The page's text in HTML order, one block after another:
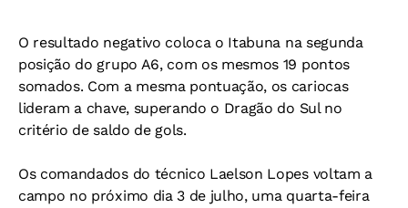
O resultado negativo coloca o Itabuna na segunda
posição do grupo A6, com os mesmos 19 pontos
somados. Com a mesma pontuação, os cariocas
lideram a chave, superando o Dragão do Sul no
critério de saldo de gols.
Os comandados do técnico Laelson Lopes voltam a
campo no próximo dia 3 de julho, uma quarta-feira